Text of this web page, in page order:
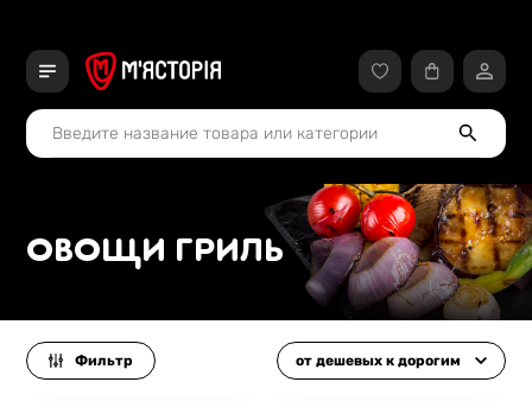
ОВОЩИ ГРИЛЬ
Фильтр от дешевых к дорогим